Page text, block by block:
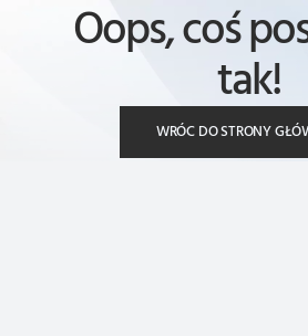
Oops, coś
tak!
WRÓC DO STRONY